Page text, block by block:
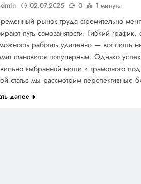
02.07.2025 0 1 минуты
рынок труда стремительно
путь самозанятости. Гибкий
работать удаленно — вот лишь
становится популярным. Однако успех
выбранной ниши и грамотного
статье мы рассмотрим перспективные
далее